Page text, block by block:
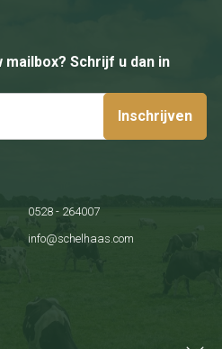
Schrijf u dan in
Inschrijven
0528 - 264007
info@schelhaas.com